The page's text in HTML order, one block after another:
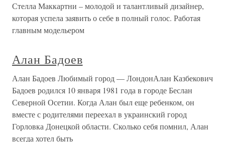
Стелла Маккартни – молодой и талантливый дизайнер,
которая успела заявить о себе в полный голос. Работая
главным модельером
Алан Бадоев
Алан Бадоев Любимый город — ЛондонАлан Казбекович
Бадоев родился 10 января 1981 года в городе Беслан
Северной Осетии. Когда Алан был еще ребенком, он
вместе с родителями переехал в украинский город
Горловка Донецкой области. Сколько себя помнил, Алан
всегда хотел быть